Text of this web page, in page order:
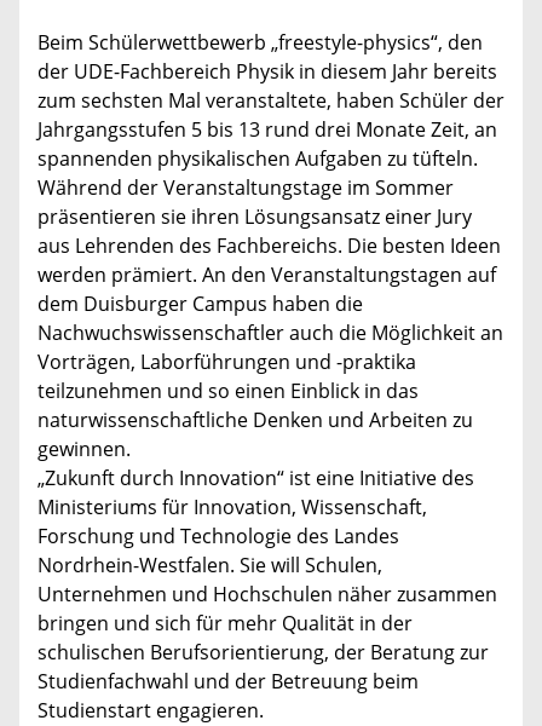
Beim Schülerwettbewerb „freestyle-physics“, den
der UDE-Fachbereich Physik in diesem Jahr bereits
zum sechsten Mal veranstaltete, haben Schüler der
Jahrgangsstufen 5 bis 13 rund drei Monate Zeit, an
spannenden physikalischen Aufgaben zu tüfteln.
Während der Veranstaltungstage im Sommer
präsentieren sie ihren Lösungsansatz einer Jury
aus Lehrenden des Fachbereichs. Die besten Ideen
werden prämiert. An den Veranstaltungstagen auf
dem Duisburger Campus haben die
Nachwuchswissenschaftler auch die Möglichkeit an
Vorträgen, Laborführungen und -praktika
teilzunehmen und so einen Einblick in das
naturwissenschaftliche Denken und Arbeiten zu
gewinnen.
„Zukunft durch Innovation“ ist eine Initiative des
Ministeriums für Innovation, Wissenschaft,
Forschung und Technologie des Landes
Nordrhein-Westfalen. Sie will Schulen,
Unternehmen und Hochschulen näher zusammen
bringen und sich für mehr Qualität in der
schulischen Berufsorientierung, der Beratung zur
Studienfachwahl und der Betreuung beim
Studienstart engagieren.